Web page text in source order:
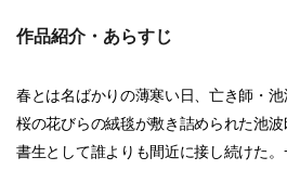
作品紹介・あらすじ
春とは名ばかりの薄寒い日、亡き師・池
桜の花びらの絨毯が敷き詰められた池波
書生として誰よりも間近に接し続けた